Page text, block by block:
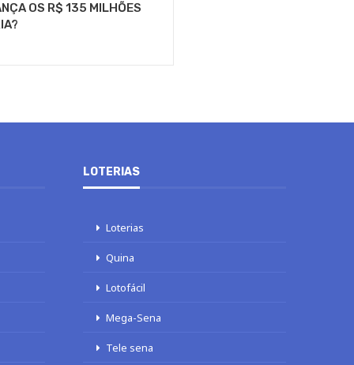
OS R$ 135 MILHÕES
LOTERIAS
Loterias
Quina
Lotofácil
Mega-Sena
Tele sena